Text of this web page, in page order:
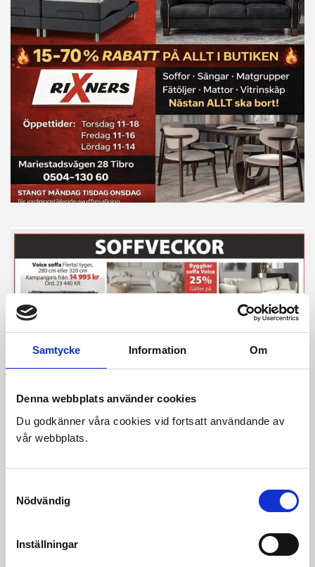
Samtycke Information Om
Denna webbplats använder cookies
Du godkänner våra cookies vid fortsatt användande av
vår webbplats.
Nödvändig
Inställningar